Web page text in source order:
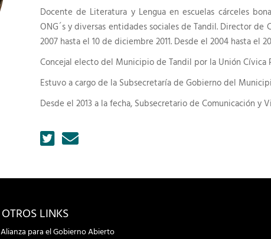
Docente de Literatura y Lengua en escuelas cárceles
ONG´s y diversas entidades sociales de Tandil. Director
2007 hasta el 10 de diciembre 2011. Desde el 2004 hasta el
Concejal electo del Municipio de Tandil por la Unión Cívica
Estuvo a cargo de la Subsecretaría de Gobierno del
Desde el 2013 a la fecha, Subsecretario de Comunicación
OTROS LINKS
Alianza para el Gobierno Abierto